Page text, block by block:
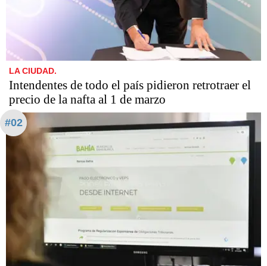
LA CIUDAD.
Intendentes de todo el país pidieron retrotraer el
precio de la nafta al 1 de marzo
#02